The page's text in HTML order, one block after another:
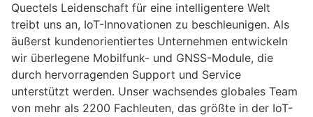
Quectels Leidenschaft für eine intelligentere Welt
treibt uns an, IoT-Innovationen zu beschleunigen. Als
äußerst kundenorientiertes Unternehmen entwickeln
wir überlegene Mobilfunk- und GNSS-Module, die
durch hervorragenden Support und Service
unterstützt werden. Unser wachsendes globales Team
von mehr als 2200 Fachleuten, das größte in der IoT-